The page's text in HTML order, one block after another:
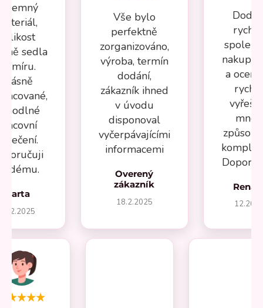
sedla
míru.
Krásně
Marta
Vše bylo
perfektně
zorganizováno,
výroba, termín
dodání,
zákazník ihned
v úvodu
disponoval
vyčerpávajícími
informacemi
Overený
zákazník
18.2.2025
a
mnou